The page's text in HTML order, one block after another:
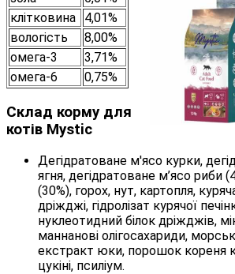
клітковина
4,01%
вологість
8,00%
омега-3
3,71%
омега-6
0,75%
Склад корму для
котів Mystic
Дегідратоване м'ясо курки,
ягня, дегідратоване м’ясо риби
(30%), горох, нут, картопля,
дріжджі, гідролізат курячої
нуклеотидний білок дріжджів,
маннанові олігосахариди,
екстракт юки, порошок кореня
цукіні, псиліум.